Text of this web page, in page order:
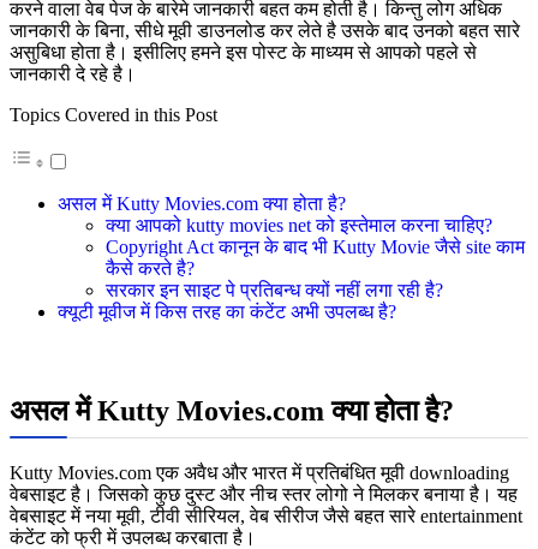
करने वाला वेब पेज के बारेमे जानकारी बहत कम होती है। किन्तु लोग अधिक
जानकारी के बिना, सीधे मूवी डाउनलोड कर लेते है उसके बाद उनको बहत सारे
असुबिधा होता है। इसीलिए हमने इस पोस्ट के माध्यम से आपको पहले से
जानकारी दे रहे है।
Topics Covered in this Post
असल में Kutty Movies.com क्या होता है?
क्या आपको kutty movies net को इस्तेमाल करना चाहिए?
Copyright Act कानून के बाद भी Kutty Movie जैसे site काम
कैसे करते है?
सरकार इन साइट पे प्रतिबन्ध क्यों नहीं लगा रही है?
क्यूटी मूवीज में किस तरह का कंटेंट अभी उपलब्ध है?
असल में Kutty Movies.com क्या होता है?
Kutty Movies.com एक अवैध और भारत में प्रतिबंधित मूवी downloading
वेबसाइट है। जिसको कुछ दुस्ट और नीच स्तर लोगो ने मिलकर बनाया है। यह
वेबसाइट में नया मूवी, टीवी सीरियल, वेब सीरीज जैसे बहत सारे entertainment
कंटेंट को फ्री में उपलब्ध करबाता है।